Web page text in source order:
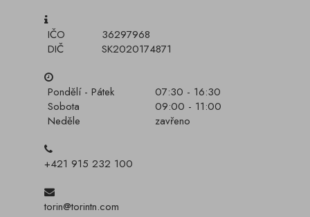
IČO
36297968
DIČ
SK2020174871
Pondělí - Pátek
07:30 - 16:30
Sobota
09:00 - 11:00
Neděle
zavřeno
+421 915 232 100
torin@torintn.com